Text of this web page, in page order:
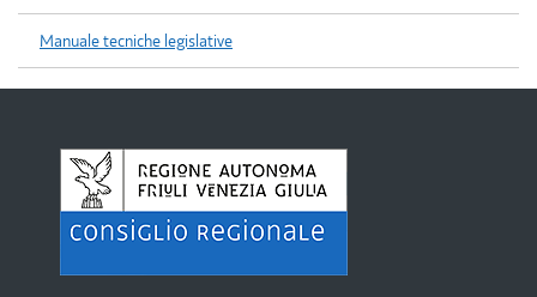
Manuale tecniche legislative